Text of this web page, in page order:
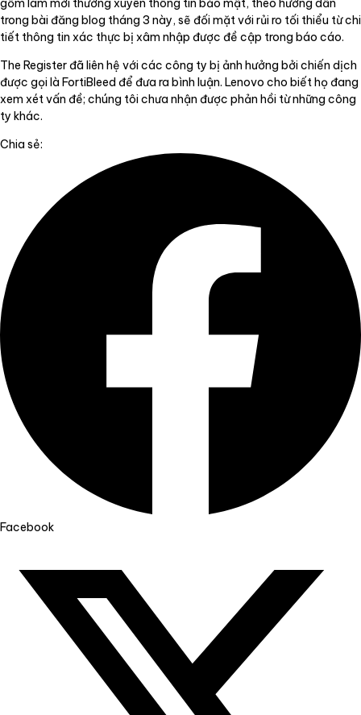
gồm làm mới thường xuyên thông tin bảo mật, theo hướng dẫn
trong bài đăng blog tháng 3 này, sẽ đối mặt với rủi ro tối thiểu từ chi
tiết thông tin xác thực bị xâm nhập được đề cập trong báo cáo.
The Register đã liên hệ với các công ty bị ảnh hưởng bởi chiến dịch
được gọi là FortiBleed để đưa ra bình luận. Lenovo cho biết họ đang
xem xét vấn đề; chúng tôi chưa nhận được phản hồi từ những công
ty khác.
Chia sẻ:
Facebook